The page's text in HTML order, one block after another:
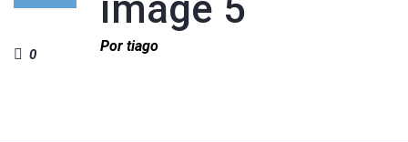
Por tiago
0